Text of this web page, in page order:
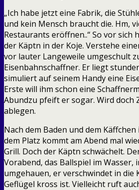
„Ich habe jetzt eine Fabrik, die
und kein Mensch braucht die. Hm,
Restaurants eröffnen..“ So vor sich
der Käptn in der Koje. Verstehe
vor lauter Langeweile umgeschult
Eisenbahnschaffner. Er liegt
simuliert auf seinem Handy eine
Erste will ihm schon eine
Abundzu pfeift er sogar. Wird doch
ablegen.
Nach dem Baden und dem
dem Platz kommt am Abend mal
Grill. Doch der Käptn schwächelt.
Vorabend, das Ballspiel im Wasser,
umgehauen, er verschwindet in die
Geflügel kross ist. Vielleicht ruft